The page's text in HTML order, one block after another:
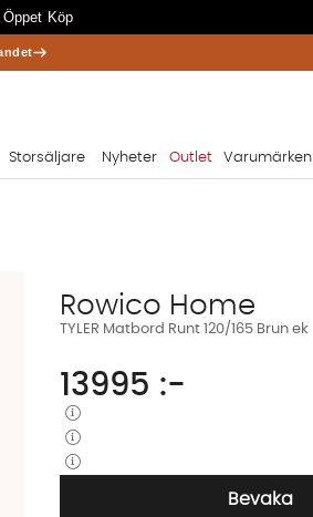
Köp
Storsäljare Nyheter Outlet Varumärken
TYLER Matbord Runt 120/165 Brun ek
Rowico Home
13995 :-
Bevaka